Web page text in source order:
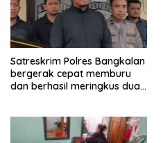
Satreskrim Polres Bangkalan
bergerak cepat memburu
dan berhasil meringkus dua
Sidoarjo dan HP (25) warga
Tulungagung.